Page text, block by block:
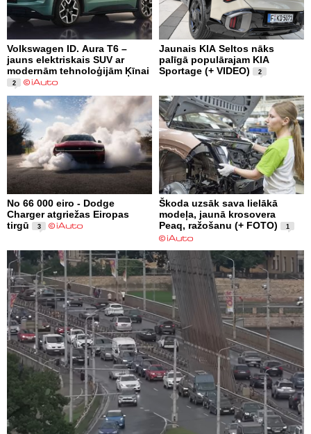
Volkswagen ID. Aura T6 –
jauns elektriskais SUV ar
modernām tehnoloģijām Ķīnai
2
Jaunais KIA Seltos nāks
palīgā populārajam KIA
Sportage (+ VIDEO)
2
No 66 000 eiro - Dodge
Charger atgriežas Eiropas
tirgū
3
Škoda uzsāk sava lielākā
modeļa, jaunā krosovera
Peaq, ražošanu (+ FOTO)
1